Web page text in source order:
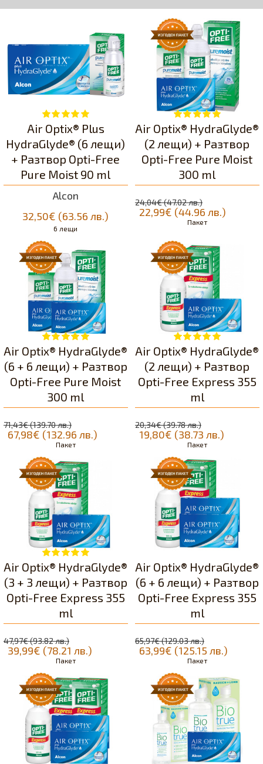
Alcon
Air Optix® Plus
HydraGlyde® (6 лещи)
+ Разтвор Opti-Free
Pure Moist 90 ml
32,50€ (63.56 лв.)
6 лещи
Air Optix® HydraGlyde®
(2 лещи) + Разтвор
Opti-Free Pure Moist
300 ml
22,99€ (44.96 лв.)
24,04€ (47.02 лв.)
Пакет
Air Optix® HydraGlyde®
(6 + 6 лещи) + Разтвор
Opti-Free Pure Moist
300 ml
67,98€ (132.96 лв.)
71,43€ (139.70 лв.)
Пакет
Air Optix® HydraGlyde®
(2 лещи) + Разтвор
Opti-Free Express 355
ml
19,80€ (38.73 лв.)
20,34€ (39.78 лв.)
Пакет
Air Optix® HydraGlyde®
(3 + 3 лещи) + Разтвор
Opti-Free Express 355
ml
39,99€ (78.21 лв.)
47,97€ (93.82 лв.)
Пакет
Air Optix® HydraGlyde®
(6 + 6 лещи) + Разтвор
Opti-Free Express 355
ml
63,99€ (125.15 лв.)
65,97€ (129.03 лв.)
Пакет